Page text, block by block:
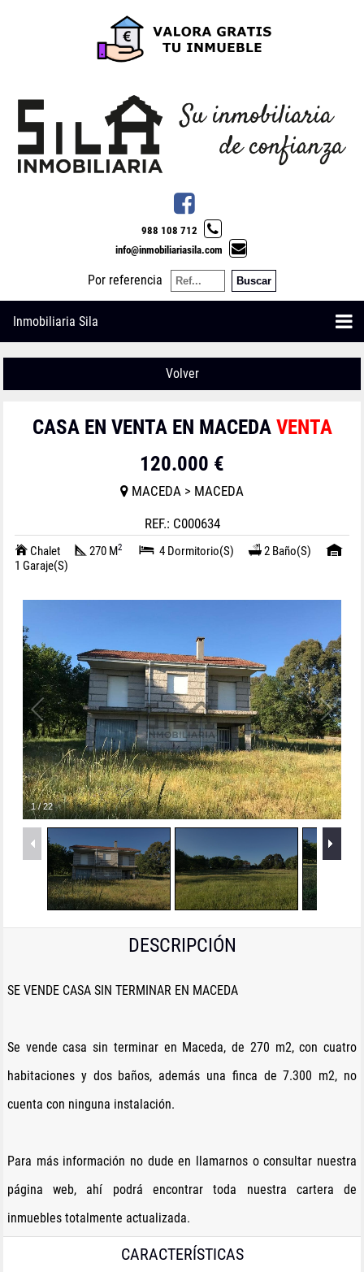
988 108 712
info@inmobiliariasila.com
Inmobiliaria Sila
Por referencia
Volver
CASA EN VENTA EN MACEDA VENTA
120.000 €
MACEDA > MACEDA
REF.: C000634
Chalet 270 M2 4 Dormitorio(s)
2 Baño(s)
1 Garaje(s)
1/22
DESCRIPCIÓN
SE VENDE CASA SIN TERMINAR EN MACEDA
Se vende casa sin terminar en Maceda, de 270 m2, con cuatro
habitaciones y dos baños, además una finca de 7.300 m2, no
cuenta con ninguna instalación.
Para más información no dude en llamarnos o consultar nuestra
página web, ahí podrá encontrar toda nuestra cartera de
inmuebles totalmente actualizada.
CARACTERÍSTICAS